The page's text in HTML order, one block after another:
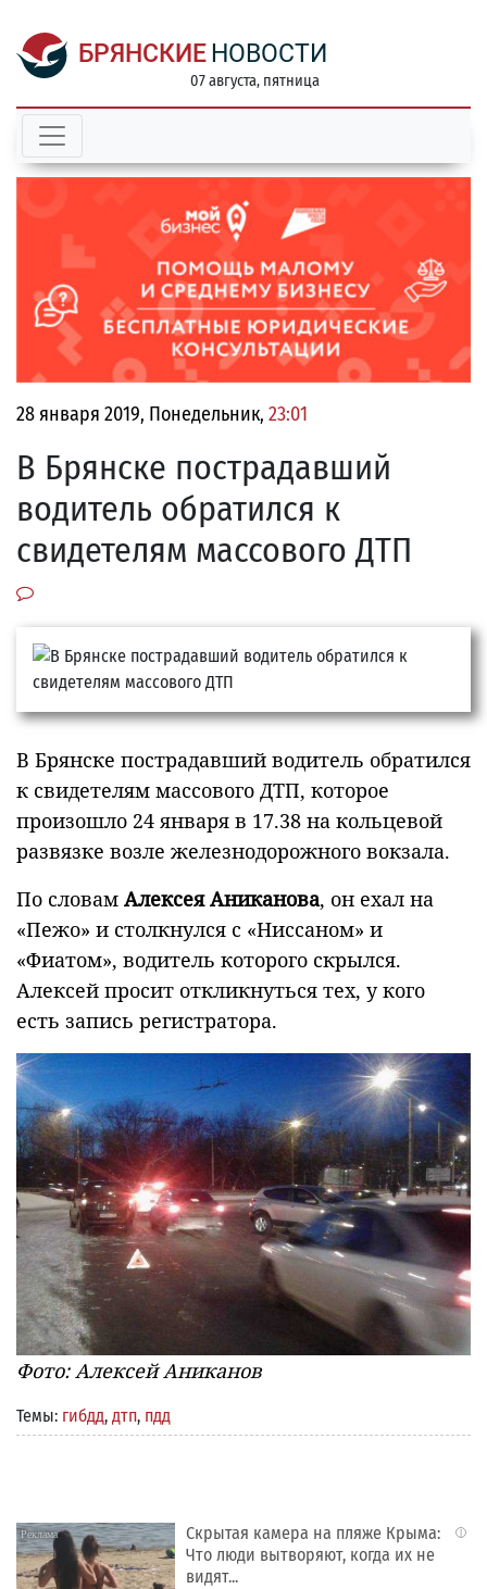
БРЯНСКИЕ НОВОСТИ
07 августа, пятница
28 января 2019, Понедельник, 23:01
В Брянске пострадавший
водитель обратился к
свидетелям массового ДТП
В Брянске пострадавший водитель обратился
к свидетелям массового ДТП, которое
произошло 24 января в 17.38 на кольцевой
развязке возле железнодорожного вокзала.
По словам Алексея Аниканова, он ехал на
«Пежо» и столкнулся с «Ниссаном» и
«Фиатом», водитель которого скрылся.
Алексей просит откликнуться тех, у кого
есть запись регистратора.
Фото: Алексей Аниканов
Темы: гибдд, дтп, пдд
i
Скрытая камера на пляже Крыма:
Что люди вытворяют, когда их не
видят...